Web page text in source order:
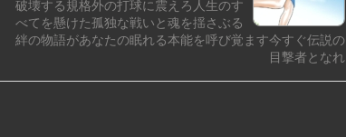
破壊する規格外の打球に震えろ人生のす
べてを懸けた孤独な戦いと魂を揺さぶる
絆の物語があなたの眠れる本能を呼び覚ます今すぐ伝説の
目撃者となれ